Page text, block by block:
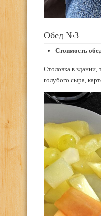
Обед №3
Стоимость
Столовка в здании,
голубого сыра,